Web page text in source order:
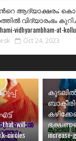
ആദ്യാക്ഷരം;
വിദ്യാരംഭം
vidhyarambham-at-
Oct 24, 2023
will-
circles